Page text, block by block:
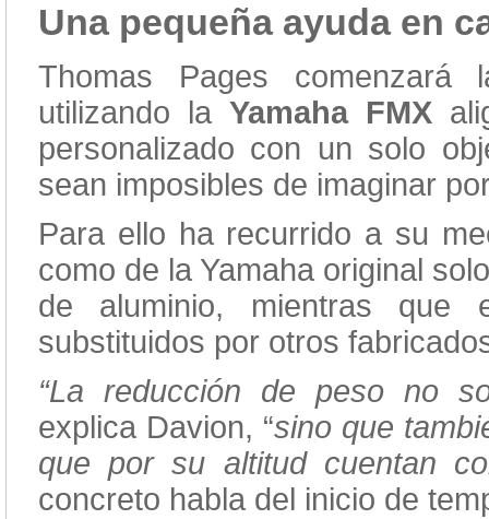
Una pequeña ayuda en
Thomas Pages
utilizando laYamaha FMX
personalizado con un solo
sean imposibles de imaginar
Para ello ha recurrido a su
como de la Yamaha original
de aluminio, mientras que
substituidos por otros
“La reducción de peso no
explica Davion, “sino que
que por su altitud cuentan
concreto habla del inicio de